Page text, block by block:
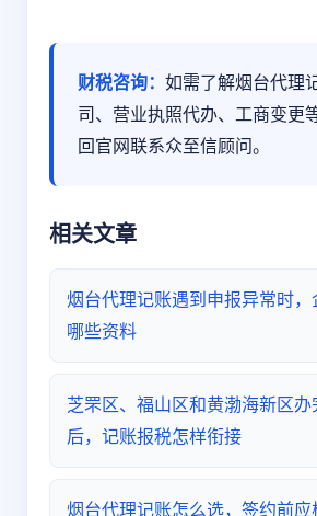
财税咨询： 如需了解烟台代理
司、营业执照代办、工商变更
回官网联系众至信顾问。
相关文章
烟台代理记账遇到申报异常时，
哪些资料
芝罘区、福山区和黄渤海新区办
后，记账报税怎样衔接
烟台代理记账怎么选，签约前应